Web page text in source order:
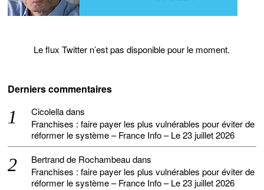
Le flux Twitter n’est pas disponible pour le moment.
Derniers commentaires
Cicolelladans
Franchises : faire payer les plus vulnérables pour éviter de
réformer le système – France Info – Le 23 juillet 2026
Bertrand de Rochambeaudans
Franchises : faire payer les plus vulnérables pour éviter de
réformer le système – France Info – Le 23 juillet 2026